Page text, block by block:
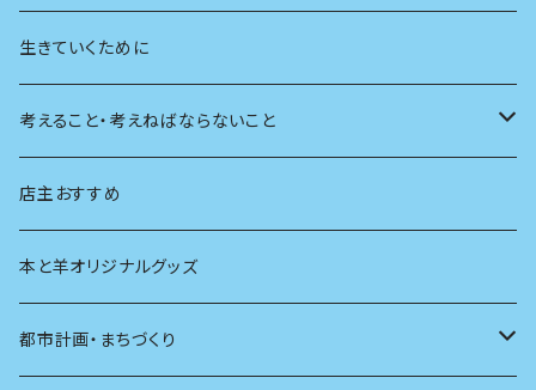
植物
天体
生物
生きていくために
考えること・考えねばならないこと
創元社 シリーズ「あいだで考える」
店主おすすめ
本と羊オリジナルグッズ
都市計画・まちづくり